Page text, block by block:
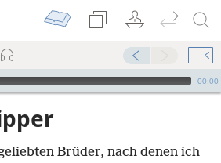
00:00
Brüder, nach denen ich